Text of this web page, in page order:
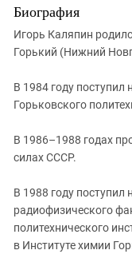
Ставропольский край
Чечня
Южный Кавказ
Биография
Игорь Каляпин
Горький (Нижний
В 1984 году поступил
Горьковского
В 1986–1988 годах
силах СССР.
В 1988 году поступил
радиофизического
политехнического
в Институте химии